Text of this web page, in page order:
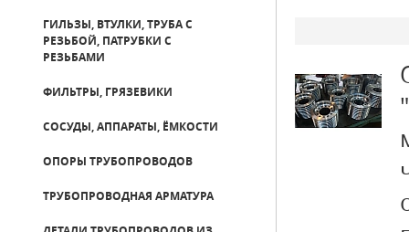
ГИЛЬЗЫ, ВТУЛКИ, ТРУБА С
РЕЗЬБОЙ, ПАТРУБКИ С
РЕЗЬБАМИ
ФИЛЬТРЫ, ГРЯЗЕВИКИ
СОСУДЫ, АППАРАТЫ, ЁМКОСТИ
ОПОРЫ ТРУБОПРОВОДОВ
ТРУБОПРОВОДНАЯ АРМАТУРА